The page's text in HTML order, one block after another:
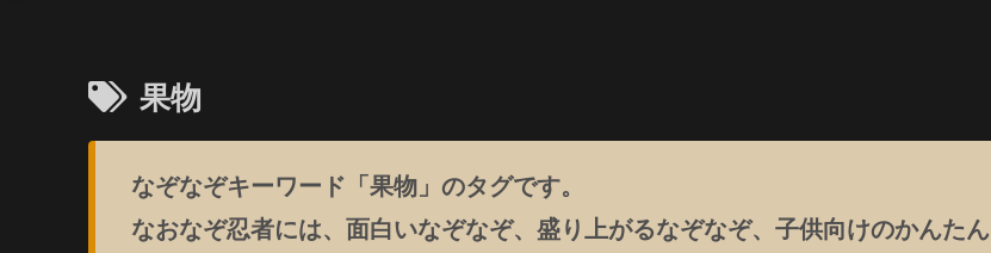
果物
なぞなぞキーワード「果物」のタグです。
なおなぞ忍者には、面白いなぞなぞ、盛り上がるなぞなぞ、子供向けのかんたん